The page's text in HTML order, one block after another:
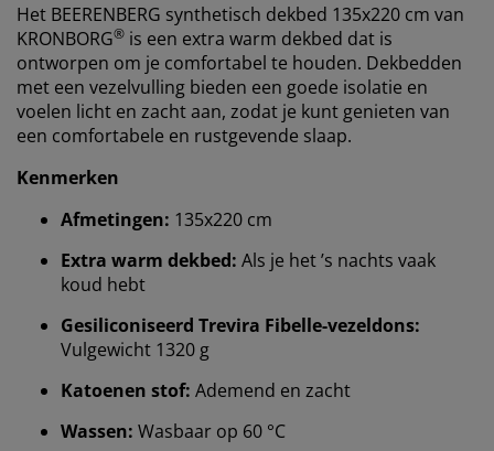
Het BEERENBERG synthetisch dekbed 135x220 cm van
KRONBORG® is een extra warm dekbed dat is
ontworpen om je comfortabel te houden. Dekbedden
met een vezelvulling bieden een goede isolatie en
voelen licht en zacht aan, zodat je kunt genieten van
een comfortabele en rustgevende slaap.
Kenmerken
Afmetingen: 135x220 cm
Extra warm dekbed: Als je het ’s nachts vaak
koud hebt
Gesiliconiseerd Trevira Fibelle-vezeldons:
Vulgewicht 1320 g
Katoenen stof: Ademend en zacht
Wassen: Wasbaar op 60 °C
We personaliseren jouw ervaring